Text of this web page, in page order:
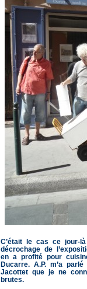
C’était le cas ce jour-
décrochage de
en a profité pour
Ducarre. A.P. m’a
Jacottet que je ne
brutes.